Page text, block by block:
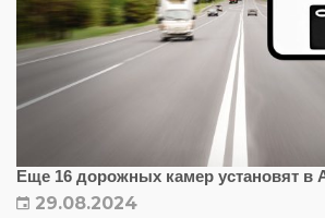
Еще 16 дорожных камер установят в
29.08.2024